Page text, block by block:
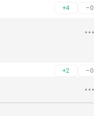
+4 –0
+2 –0